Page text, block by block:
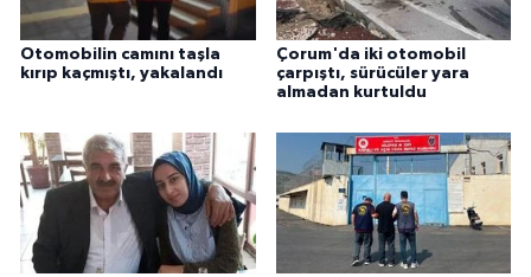
Otomobilin camını taşla
kırıp kaçmıştı, yakalandı
Çorum'da iki otomobil
çarpıştı, sürücüler yara
almadan kurtuldu